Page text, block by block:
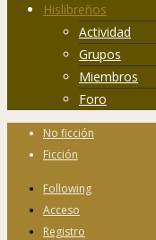
Hislibreños
Actividad
Grupos
Miembros
Foro
No ficción
Ficción
Following
Acceso
Registro